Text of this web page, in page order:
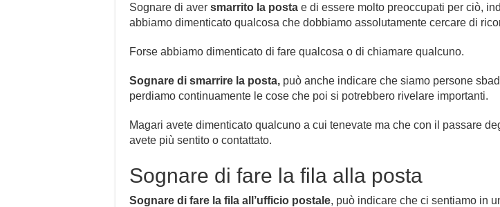
Sognare di aver smarrito la posta e di essere molto preoccupati per ciò,
abbiamo dimenticato qualcosa che dobbiamo assolutamente cercare di
Forse abbiamo dimenticato di fare qualcosa o di chiamare qualcuno.
Sognare di smarrire la posta, può anche indicare che siamo persone
perdiamo continuamente le cose che poi si potrebbero rivelare importanti.
Magari avete dimenticato qualcuno a cui tenevate ma che con il passare
avete più sentito o contattato.
Sognare di fare la fila alla posta
Sognare di fare la fila all’ufficio postale, può indicare che ci sentiamo in